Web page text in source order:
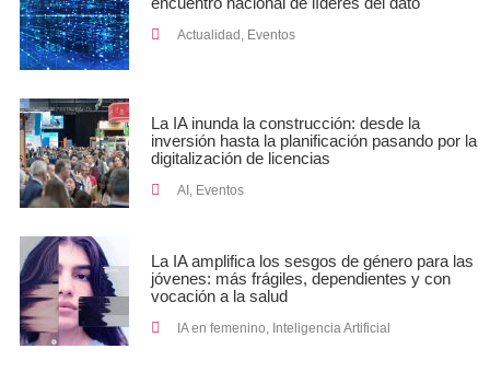
Actualidad , Eventos
La IA inunda la construcción: desde la
inversión hasta la planificación pasando por la
digitalización de licencias
AI , Eventos
La IA amplifica los sesgos de género para las
jóvenes: más frágiles, dependientes y con
vocación a la salud
IA en femenino Inteligencia Artificial